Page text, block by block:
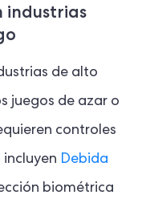
industrias
de alto
juegos de azar o
controles
Debida
biométrica